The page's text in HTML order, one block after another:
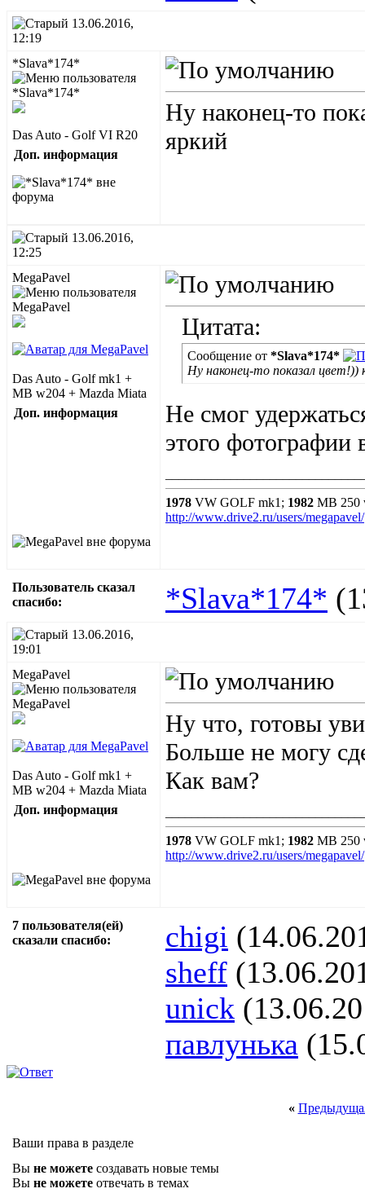
13.06.2016,
12:19
*Slava*174*
Das Auto - Golf VI R20
Доп. информация
Ну наконец-то
яркий
13.06.2016,
12:25
MegaPavel
Das Auto - Golf mk1 +
MB w204 + Mazda Miata
Доп. информация
Цитата:
Сообщение от *Slava*174*
Ну наконец-то показал
Не смог
этого фотографии
1978 VW GOLF mk1; 1982 MB 250
http://www.drive2.ru/users/megapavel/
Пользователь сказал
cпасибо:
*Slava*174*
13.06.2016,
19:01
MegaPavel
Das Auto - Golf mk1 +
MB w204 + Mazda Miata
Доп. информация
Ну что, готовы
Больше не могу
Как вам?
1978 VW GOLF mk1; 1982 MB 250
http://www.drive2.ru/users/megapavel/
7 пользователя(ей)
сказали cпасибо:
chigi
sheff
unick
павлунька
«
Ваши права в разделе
Вы не можете создавать новые темы
Вы не можете отвечать в темах